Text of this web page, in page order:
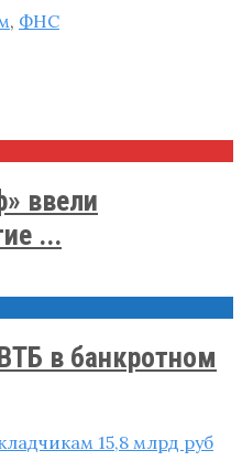
, ФНС
ввели
...
в банкротном